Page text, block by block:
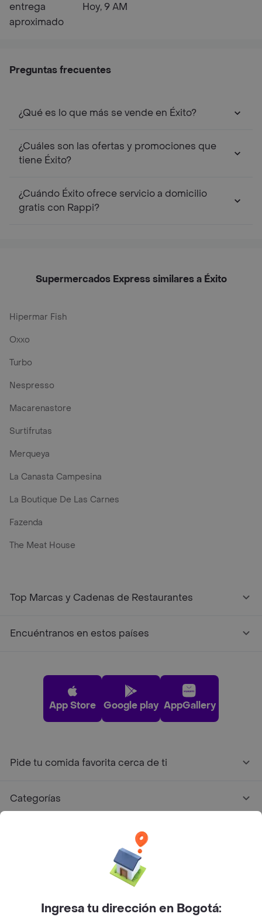
entrega
aproximado
Hoy, 9 AM
Preguntas frecuentes
¿Qué es lo que más se vende en Éxito?
¿Cuáles son las ofertas y promociones que
tiene Éxito?
¿Cuándo Éxito ofrece servicio a domicilio
gratis con Rappi?
Supermercados Express similares a Éxito
Hipermar Fish
Oxxo
Turbo
Nespresso
Macarenastore
Surtifrutas
Merqueya
La Canasta Campesina
La Boutique De Las Carnes
Fazenda
The Meat House
Top Marcas y Cadenas de Restaurantes
Encuéntranos en estos países
App Store Google play AppGallery
Pide tu comida favorita cerca de ti
Categorías
Facebook
Twitter
Instagram
Ingresa tu dirección en Bogotá: